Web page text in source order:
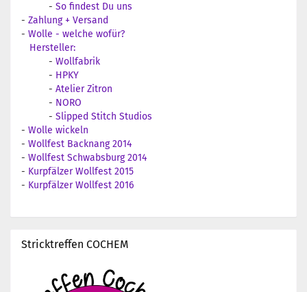
- So findest Du uns
- Zahlung + Versand
- Wolle - welche wofür?
Hersteller:
- Wollfabrik
- HPKY
- Atelier Zitron
- NORO
- Slipped Stitch Studios
- Wolle wickeln
- Wollfest Backnang 2014
- Wollfest Schwabsburg 2014
- Kurpfälzer Wollfest 2015
- Kurpfälzer Wollfest 2016
Stricktreffen COCHEM